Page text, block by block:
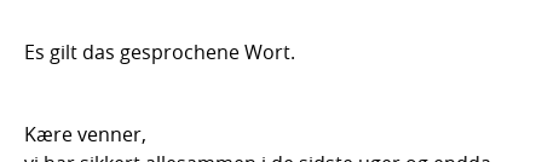
Es gilt das gesprochene Wort.
Kære venner,